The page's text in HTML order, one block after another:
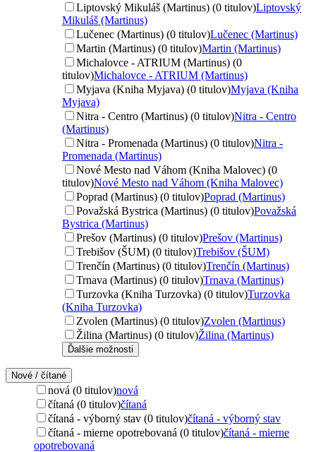
Liptovský Mikuláš (Martinus) (0 titulov)Liptovský
Mikuláš (Martinus)
Lučenec (Martinus) (0 titulov)Lučenec (Martinus)
Martin (Martinus) (0 titulov)Martin (Martinus)
Michalovce - ATRIUM (Martinus) (0
titulov)Michalovce - ATRIUM (Martinus)
Myjava (Kniha Myjava) (0 titulov)Myjava (Kniha
Myjava)
Nitra - Centro (Martinus) (0 titulov)Nitra - Centro
(Martinus)
Nitra - Promenada (Martinus) (0 titulov)Nitra -
Promenada (Martinus)
Nové Mesto nad Váhom (Kniha Malovec) (0
titulov)Nové Mesto nad Váhom (Kniha Malovec)
Poprad (Martinus) (0 titulov)Poprad (Martinus)
Považská Bystrica (Martinus) (0 titulov)Považská
Bystrica (Martinus)
Prešov (Martinus) (0 titulov)Prešov (Martinus)
Trebišov (ŠUM) (0 titulov)Trebišov (ŠUM)
Trenčín (Martinus) (0 titulov)Trenčín (Martinus)
Trnava (Martinus) (0 titulov)Trnava (Martinus)
Turzovka (Kniha Turzovka) (0 titulov)Turzovka
(Kniha Turzovka)
Zvolen (Martinus) (0 titulov)Zvolen (Martinus)
Žilina (Martinus) (0 titulov)Žilina (Martinus)
Ďalšie možnosti
Nové / čítané
nová (0 titulov)nová
čítaná (0 titulov)čítaná
čítaná - výborný stav (0 titulov)čítaná - výborný stav
čítaná - mierne opotrebovaná (0 titulov)čítaná - mierne
opotrebovaná